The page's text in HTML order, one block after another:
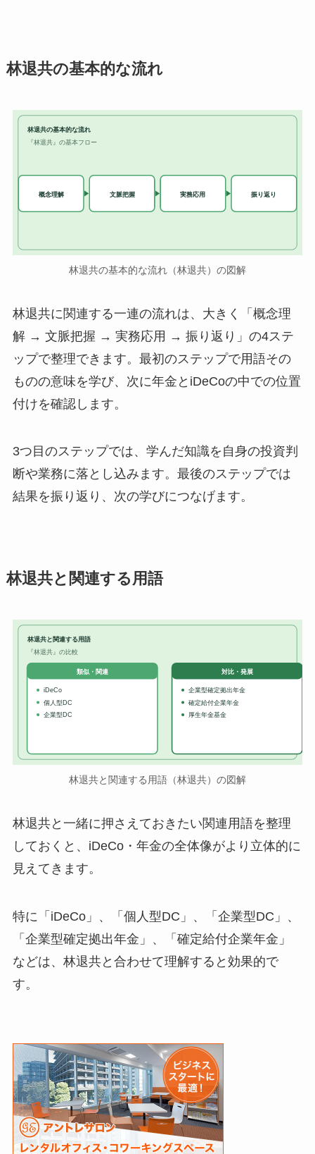
林退共の基本的な流れ
林退共の基本的な流れ
『林退共』の基本フロー
概念理解 文脈把握 実務応用 振り返り
林退共の基本的な流れ（林退共）の図解
林退共に関連する一連の流れは、大きく「概念理
解 → 文脈把握 → 実務応用 → 振り返り」の4ステ
ップで整理できます。最初のステップで用語その
ものの意味を学び、次に年金とiDeCoの中での位置
付けを確認します。
3つ目のステップでは、学んだ知識を自身の投資判
断や業務に落とし込みます。最後のステップでは
結果を振り返り、次の学びにつなげます。
林退共と関連する用語
林退共と関連する用語
『林退共』の比較
類似・関連
iDeCo
個人型DC
企業型DC
対比・発展
企業型確定拠出年金
確定給付企業年金
厚生年金基金
林退共と関連する用語（林退共）の図解
林退共と一緒に押さえておきたい関連用語を整理
しておくと、iDeCo・年金の全体像がより立体的に
見えてきます。
特に「iDeCo」、「個人型DC」、「企業型DC」、
「企業型確定拠出年金」、「確定給付企業年金」
などは、林退共と合わせて理解すると効果的で
す。